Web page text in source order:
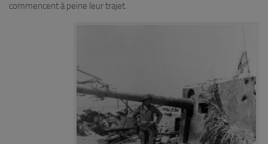
commencent à peine leur trajet.